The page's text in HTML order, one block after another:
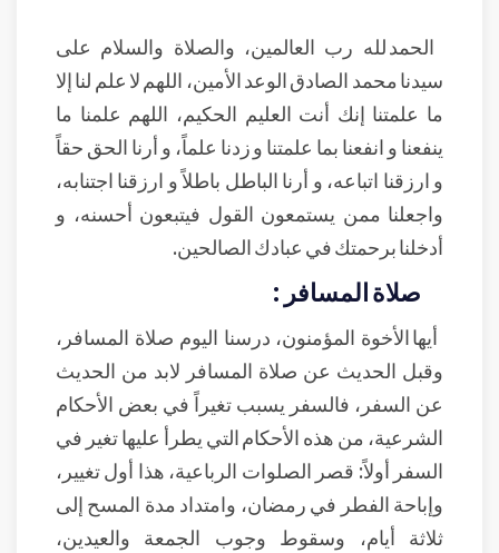
الحمد لله رب العالمين، والصلاة والسلام على
سيدنا محمد الصادق الوعد الأمين، اللهم لا علم لنا إلا
ما علمتنا إنك أنت العليم الحكيم، اللهم علمنا ما
ينفعنا و انفعنا بما علمتنا و زدنا علماً، و أرنا الحق حقاً
و ارزقنا اتباعه، و أرنا الباطل باطلاً و ارزقنا اجتنابه،
واجعلنا ممن يستمعون القول فيتبعون أحسنه، و
أدخلنا برحمتك في عبادك الصالحين.
صلاة المسافر :
أيها الأخوة المؤمنون، درسنا اليوم صلاة المسافر،
وقبل الحديث عن صلاة المسافر لابد من الحديث
عن السفر، فالسفر يسبب تغيراً في بعض الأحكام
الشرعية، من هذه الأحكام التي يطرأ عليها تغير في
السفر أولاً: قصر الصلوات الرباعية، هذا أول تغيير،
وإباحة الفطر في رمضان، وامتداد مدة المسح إلى
ثلاثة أيام، وسقوط وجوب الجمعة والعيدين،